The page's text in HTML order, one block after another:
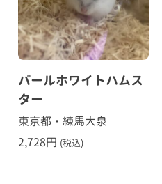
パールホワイトハムス
ター
東京都・練馬大泉
2,728円 (税込)